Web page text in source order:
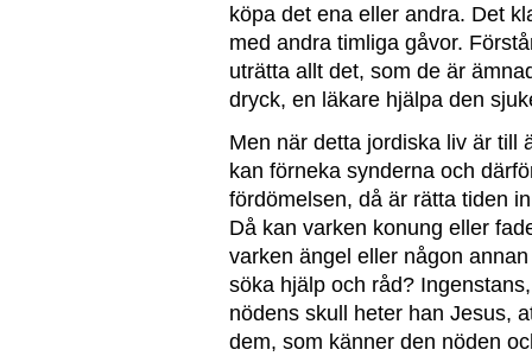
köpa det ena eller andra. Det
med andra timliga gåvor.
uträtta allt det, som de är
dryck, en läkare hjälpa den
Men när detta jordiska liv är till
kan förneka synderna och
fördömelsen, då är rätta tiden
Då kan varken konung eller
varken ängel eller någon
söka hjälp och råd?
nödens skull heter han Jesus,
dem, som känner den nöden